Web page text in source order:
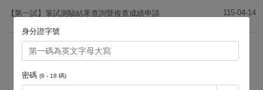
【第一試】筆試測驗結果查詢暨複查成績申請 115-04-14
身分證字號
密碼 (6 - 18 碼)